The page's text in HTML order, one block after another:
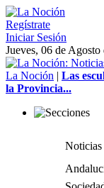
Regístrate
Iniciar Sesión
Jueves, 06 de
La Noción | Las
la Provincia...
Noticias